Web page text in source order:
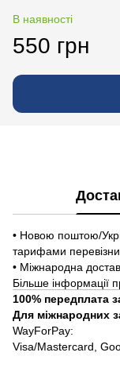
В наявності
550 грн
• Новою поштою/
тарифами
• Міжнародна
Більше інформації
100% передплата
Для міжнародних
WayForPay:
Visa/Mastercard,